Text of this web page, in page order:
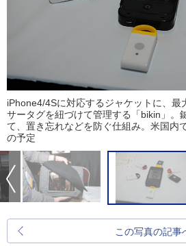
iPhone4/4Sに対応するジャケットに、最
サータグを紐づけて管理する「bikin」。
て、置き忘れなどを防ぐ仕組み。米国内
の予定
この写真の記事